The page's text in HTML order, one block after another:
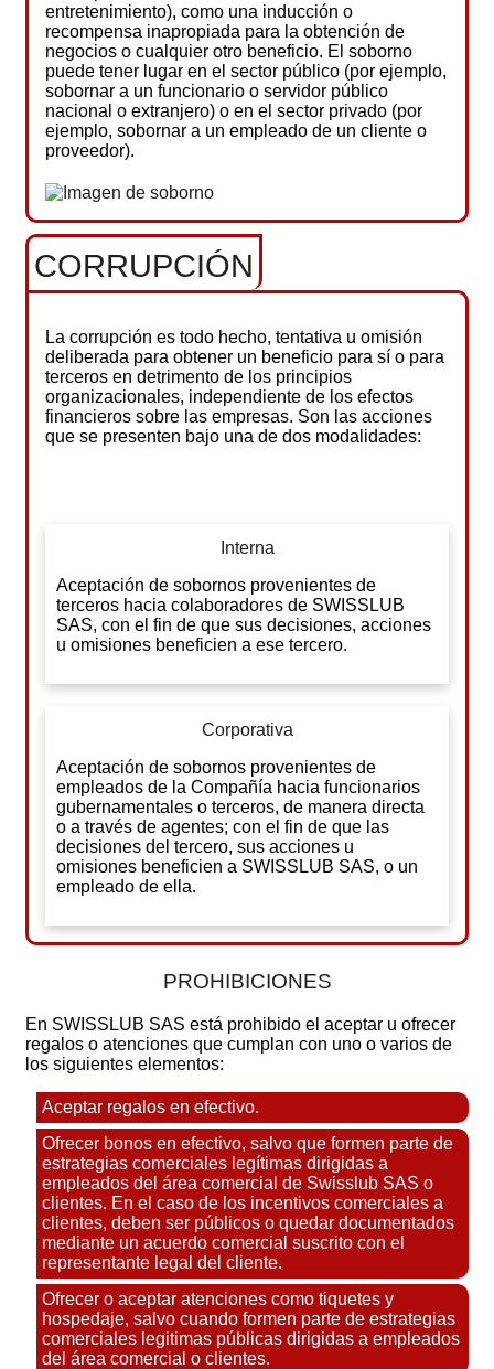
entretenimiento), como una inducción o
recompensa inapropiada para la obtención de
negocios o cualquier otro beneficio. El soborno
puede tener lugar en el sector público (por ejemplo,
sobornar a un funcionario o servidor público
nacional o extranjero) o en el sector privado (por
ejemplo, sobornar a un empleado de un cliente o
proveedor).
CORRUPCIÓN
La corrupción es todo hecho, tentativa u omisión
deliberada para obtener un beneficio para sí o para
terceros en detrimento de los principios
organizacionales, independiente de los efectos
financieros sobre las empresas. Son las acciones
que se presenten bajo una de dos modalidades:
Interna
Aceptación de sobornos provenientes de
terceros hacia colaboradores de SWISSLUB
SAS, con el fin de que sus decisiones, acciones
u omisiones beneficien a ese tercero.
Corporativa
Aceptación de sobornos provenientes de
empleados de la Compañía hacia funcionarios
gubernamentales o terceros, de manera directa
o a través de agentes; con el fin de que las
decisiones del tercero, sus acciones u
omisiones beneficien a SWISSLUB SAS, o un
empleado de ella.
PROHIBICIONES
En SWISSLUB SAS está prohibido el aceptar u ofrecer
regalos o atenciones que cumplan con uno o varios de
los siguientes elementos:
Aceptar regalos en efectivo.
Ofrecer bonos en efectivo, salvo que formen parte de
estrategias comerciales legítimas dirigidas a
empleados del área comercial de Swisslub SAS o
clientes. En el caso de los incentivos comerciales a
clientes, deben ser públicos o quedar documentados
mediante un acuerdo comercial suscrito con el
representante legal del cliente.
Ofrecer o aceptar atenciones como tiquetes y
hospedaje, salvo cuando formen parte de estrategias
comerciales legitimas públicas dirigidas a empleados
del área comercial o clientes.